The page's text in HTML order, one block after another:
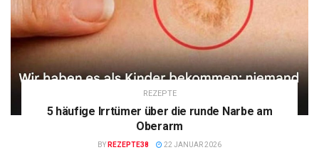
REZEPTE
5 häufige Irrtümer über die runde Narbe am
Oberarm
BY REZEPTE38 22 JANUAR 2026